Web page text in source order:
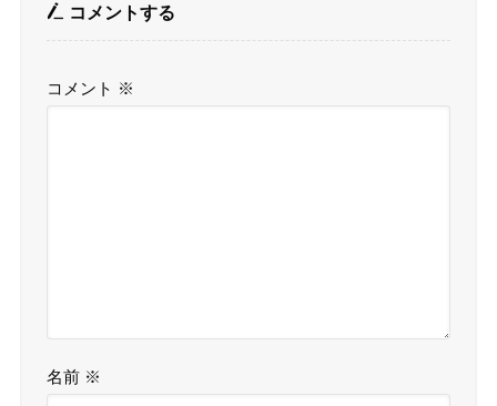
コメントする
コメント ※
名前 ※